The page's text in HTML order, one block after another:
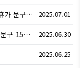
8월 날씨 인사말 50가지｜시원한 여름 더위 휴가 문구 모음 2025.07.01
8월 키즈노트 인사말 | 여름휴가 물놀이 활동 문구 15가지 2025.06.30
2025.06.25